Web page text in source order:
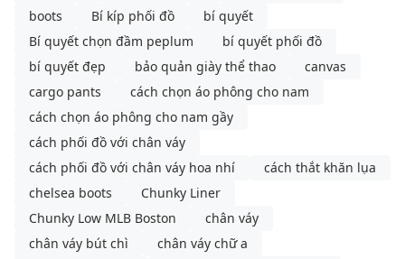
boots
Bí kíp phối đồ
bí quyết
Bí quyết chọn đầm peplum
bí quyết phối đồ
bí quyết đẹp
bảo quản giày thể thao
canvas
cargo pants
cách chọn áo phông cho nam
cách chọn áo phông cho nam gầy
cách phối đồ với chân váy
cách phối đồ với chân váy hoa nhí
cách thắt khăn lụa
chelsea boots
Chunky Liner
Chunky Low MLB Boston
chân váy
chân váy bút chì
chân váy chữ a